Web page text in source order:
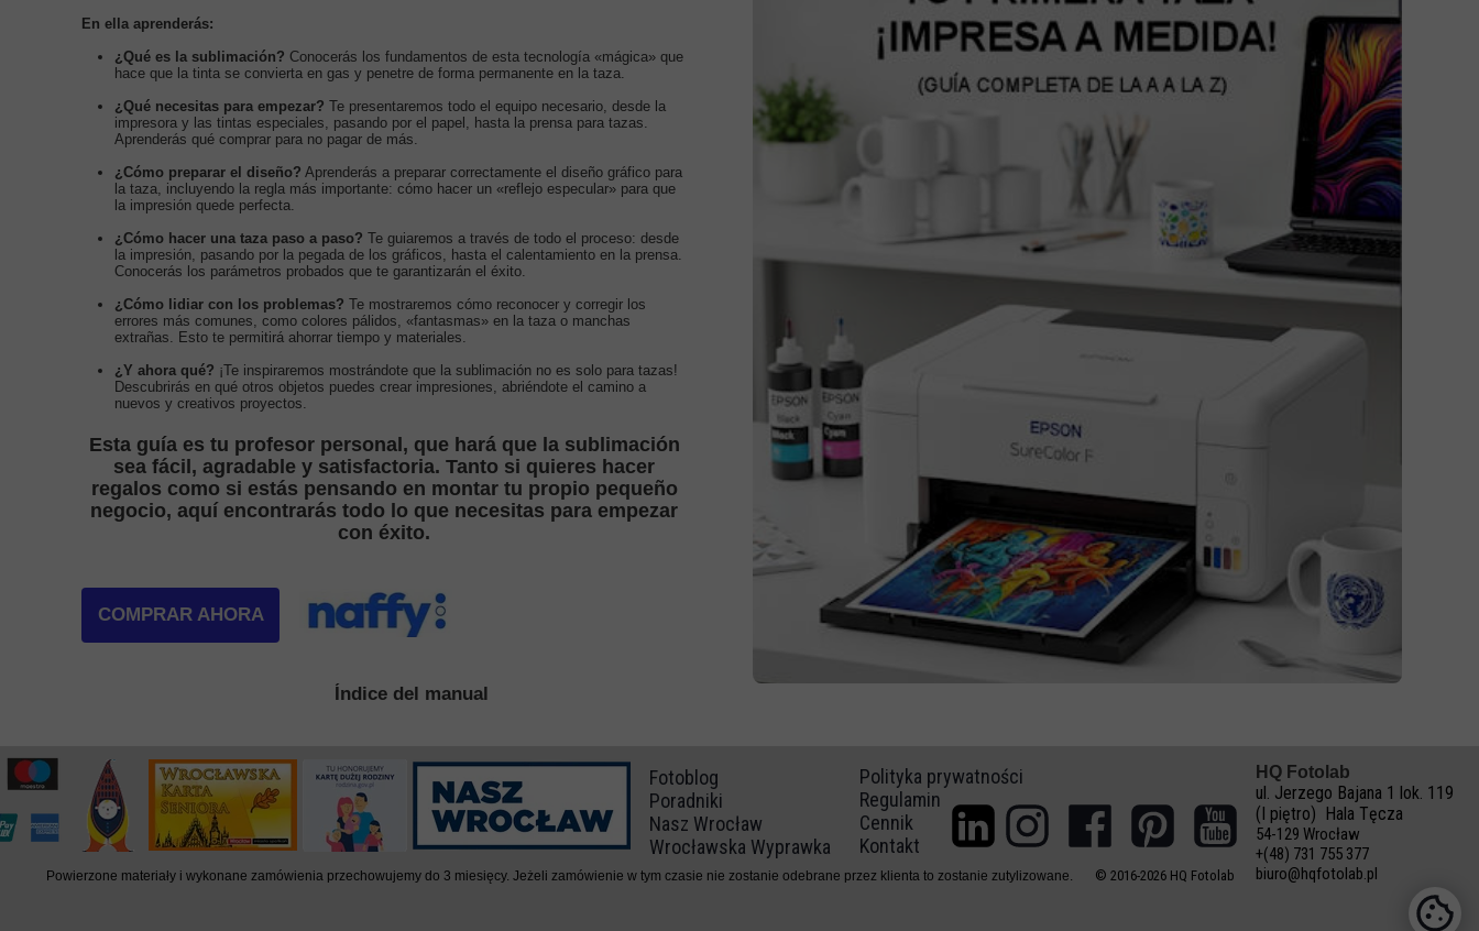
En ella aprenderás:
¿Qué es la sublimación? Conocerás los fundamentos de esta tecnología «mágica» que
hace que la tinta se convierta en gas y penetre de forma permanente en la taza.
¿Qué necesitas para empezar? Te presentaremos todo el equipo necesario, desde la
impresora y las tintas especiales, pasando por el papel, hasta la prensa para tazas.
Aprenderás qué comprar para no pagar de más.
¿Cómo preparar el diseño? Aprenderás a preparar correctamente el diseño gráfico para
la taza, incluyendo la regla más importante: cómo hacer un «reflejo especular» para que
la impresión quede perfecta.
¿Cómo hacer una taza paso a paso? Te guiaremos a través de todo el proceso: desde
la impresión, pasando por la pegada de los gráficos, hasta el calentamiento en la prensa.
Conocerás los parámetros probados que te garantizarán el éxito.
¿Cómo lidiar con los problemas? Te mostraremos cómo reconocer y corregir los
errores más comunes, como colores pálidos, «fantasmas» en la taza o manchas
extrañas. Esto te permitirá ahorrar tiempo y materiales.
¿Y ahora qué? ¡Te inspiraremos mostrándote que la sublimación no es solo para tazas!
Descubrirás en qué otros objetos puedes crear impresiones, abriéndote el camino a
nuevos y creativos proyectos.
Esta guía es tu profesor personal, que hará que la sublimación
sea fácil, agradable y satisfactoria. Tanto si quieres hacer
regalos como si estás pensando en montar tu propio pequeño
negocio, aquí encontrarás todo lo que necesitas para empezar
con éxito.
COMPRAR AHORA
Índice del manual
HQ Fotolab
ul. Jerzego Bajana 1 lok. 119
(I piętro) Hala Tęcza
54-129 Wrocław
+(48) 731 755 377
biuro@hqfotolab.pl
Fotoblog
Poradniki
Nasz Wrocław
Wrocławska Wyprawka
Polityka prywatności
Regulamin
Cennik
Kontakt
Powierzone materiały i wykonane zamówienia przechowujemy do 3 miesięcy. Jeżeli zamówienie w tym czasie nie zostanie odebrane przez klienta to zostanie zutylizowane. © 2016-2026 HQ Fotolab